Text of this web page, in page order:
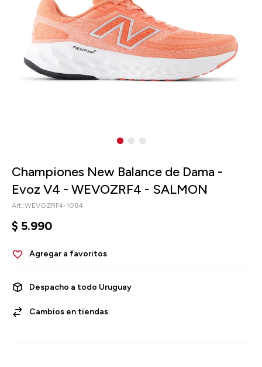
Championes New Balance de Dama -
Evoz V4 - WEVOZRF4 - SALMON
WEVOZRF4-1084
$ 5.990
Despacho a todo Uruguay
Cambios en tiendas